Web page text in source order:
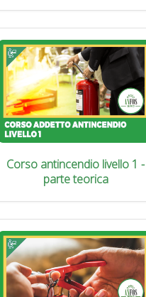
Corso antincendio livello 1 -
parte teorica